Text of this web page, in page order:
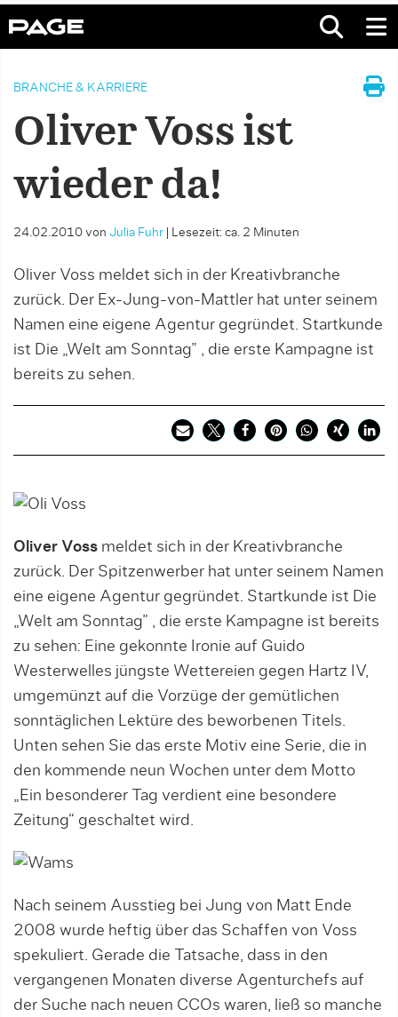
BRANCHE & KARRIERE
Oliver Voss ist
wieder da!
24.02.2010 von Julia Fuhr Lesezeit: ca. 2 Minuten
Oliver Voss meldet sich in der Kreativbranche
zurück. Der Ex-Jung-von-Mattler hat unter seinem
Namen eine eigene Agentur gegründet. Startkunde
ist Die „Welt am Sonntag” , die erste Kampagne ist
bereits zu sehen.
Oliver Voss meldet sich in der Kreativbranche
zurück. Der Spitzenwerber hat unter seinem Namen
eine eigene Agentur gegründet. Startkunde ist Die
„Welt am Sonntag” , die erste Kampagne ist bereits
zu sehen: Eine gekonnte Ironie auf Guido
Westerwelles jüngste Wettereien gegen Hartz IV,
umgemünzt auf die Vorzüge der gemütlichen
sonntäglichen Lektüre des beworbenen Titels.
Unten sehen Sie das erste Motiv eine Serie, die in
den kommende neun Wochen unter dem Motto
„Ein besonderer Tag verdient eine besondere
Zeitung“ geschaltet wird.
Nach seinem Ausstieg bei Jung von Matt Ende
2008 wurde heftig über das Schaffen von Voss
spekuliert. Gerade die Tatsache, dass in den
vergangenen Monaten diverse Agenturchefs auf
der Suche nach neuen CCOs waren, ließ so manche